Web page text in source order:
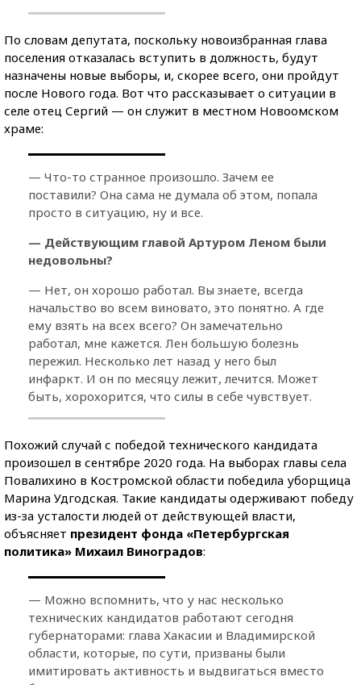
По словам депутата, поскольку новоизбранная глава
поселения отказалась вступить в должность, будут
назначены новые выборы, и, скорее всего, они пройдут
после Нового года. Вот что рассказывает о ситуации в
селе отец Сергий — он служит в местном Новоомском
храме:
— Что-то странное произошло. Зачем ее
поставили? Она сама не думала об этом, попала
просто в ситуацию, ну и все.
— Действующим главой Артуром Леном были
недовольны?
— Нет, он хорошо работал. Вы знаете, всегда
начальство во всем виновато, это понятно. А где
ему взять на всех всего? Он замечательно
работал, мне кажется. Лен большую болезнь
пережил. Несколько лет назад у него был
инфаркт. И он по месяцу лежит, лечится. Может
быть, хорохорится, что силы в себе чувствует.
Похожий случай с победой технического кандидата
произошел в сентябре 2020 года. На выборах главы села
Повалихино в Костромской области победила уборщица
Марина Удгодская. Такие кандидаты одерживают победу
из-за усталости людей от действующей власти,
объясняет президент фонда «Петербургская
политика» Михаил Виноградов:
— Можно вспомнить, что у нас несколько
технических кандидатов работают сегодня
губернаторами: глава Хакасии и Владимирской
области, которые, по сути, призваны были
имитировать активность и выдвигаться вместо